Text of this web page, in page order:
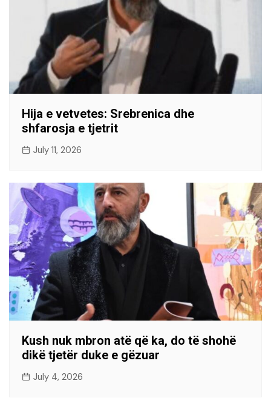
Hija e vetvetes: Srebrenica dhe
shfarosja e tjetrit
July 11, 2026
Kush nuk mbron atë që ka, do të shohë
dikë tjetër duke e gëzuar
July 4, 2026